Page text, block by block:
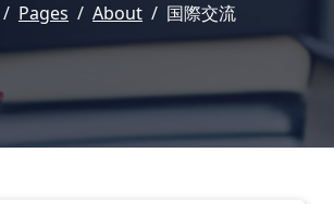
Pages About 国際交流